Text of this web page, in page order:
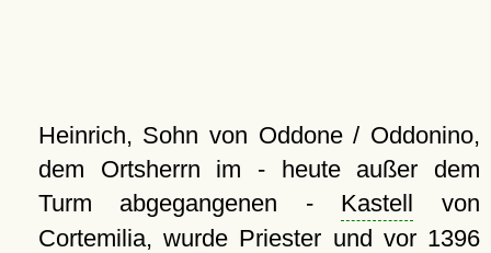
Heinrich, Sohn von Oddone / Oddonino,
dem Ortsherrn im - heute außer dem
Turm abgegangenen - Kastell von
Cortemilia, wurde Priester und vor 1396